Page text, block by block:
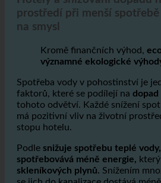
3. Hotely a snižování dopadu
Hotely a snižování dopadu
na smysl
Kromě finančních výhod,
významné ekologické
Spotřeba vody v pohostinství je
faktorů, které se podílejí nadopad
tohoto odvětví. Každé snížení
má pozitivní vliv na životní
stopu hotelu.
Podle
snižuje spotřebu teplé